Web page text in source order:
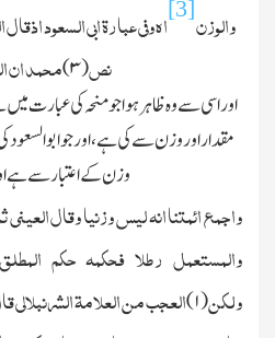
والوزن[3]اھ وفی عبارۃ ابی السعود
نص(۳) محمد ان
اور اسی سے وہ ظاہر ہوا جو منحہ کی عبارت
مقدار اور وزن سے کی ہے ، اور جو ابو
وزن کے اعتبار سے ہے
واجمع ائمتنا انہ لیس وزنیا وقال
والمستعمل رطلا فحکمہ حکم
ولکن(۱) العجب من العلامۃ الشرنبلالی